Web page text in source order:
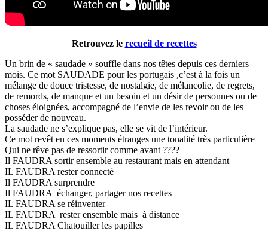
Retrouvez le recueil de recettes
Un brin de « saudade » souffle dans nos têtes depuis ces derniers
mois. Ce mot SAUDADE pour les portugais ,c’est à la fois un
mélange de douce tristesse, de nostalgie, de mélancolie, de regrets,
de remords, de manque et un besoin et un désir de personnes ou de
choses éloignées, accompagné de l’envie de les revoir ou de les
posséder de nouveau.
La saudade ne s’explique pas, elle se vit de l’intérieur.
Ce mot revêt en ces moments étranges une tonalité très particulière
Qui ne rêve pas de ressortir comme avant ????
Il FAUDRA sortir ensemble au restaurant mais en attendant
IL FAUDRA rester connecté
Il FAUDRA surprendre
Il FAUDRA échanger, partager nos recettes
IL FAUDRA se réinventer
IL FAUDRA rester ensemble mais à distance
IL FAUDRA Chatouiller les papilles